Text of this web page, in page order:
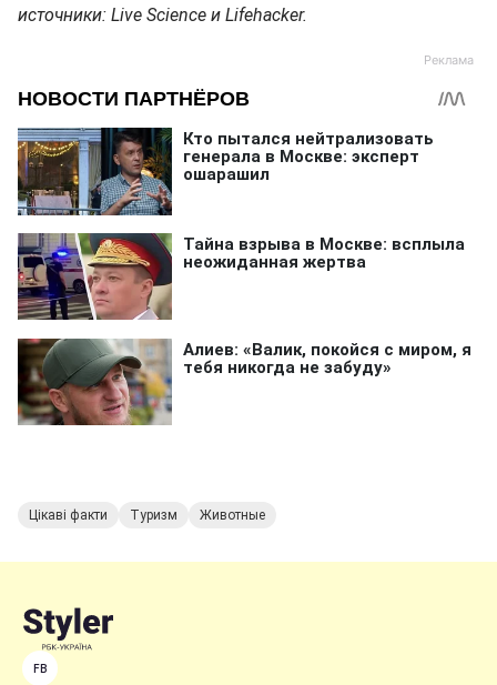
источники: Live Science и Lifehacker.
Цікаві факти Туризм Животные
FB